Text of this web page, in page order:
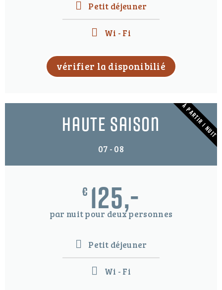
Petit déjeuner
Wi - Fi
vérifier la disponibilié
haute saison
07 - 08
€ 125,-
par nuit pour deux personnes
Petit déjeuner
Wi - Fi
À PARTIR 1 NUIT